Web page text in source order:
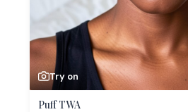
Try on
Puff TWA